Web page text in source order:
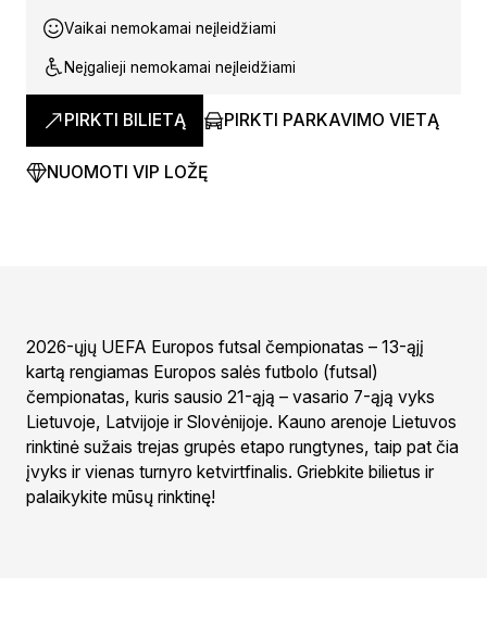
Vaikai nemokamai neįleidžiami
Neįgalieji nemokamai neįleidžiami
PIRKTI BILIETĄ PIRKTI PARKAVIMO VIETĄ
NUOMOTI VIP LOŽĘ
2026-ųjų UEFA Europos futsal čempionatas – 13-ąjį
kartą rengiamas Europos salės futbolo (futsal)
čempionatas, kuris sausio 21-ąją – vasario 7-ąją vyks
Lietuvoje, Latvijoje ir Slovėnijoje. Kauno arenoje Lietuvos
rinktinė sužais trejas grupės etapo rungtynes, taip pat čia
įvyks ir vienas turnyro ketvirtfinalis. Griebkite bilietus ir
palaikykite mūsų rinktinę!